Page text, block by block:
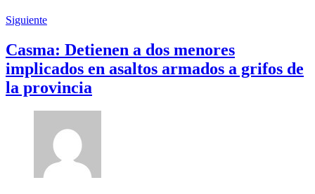
Siguiente
Casma: Detienen a dos menores
implicados en asaltos armados a grifos de
la provincia